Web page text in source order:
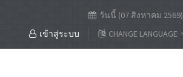
วันนี้ (07 สิงหาคม 2569)
เข้าสู่ระบบ
CHANGE LANGUAGE